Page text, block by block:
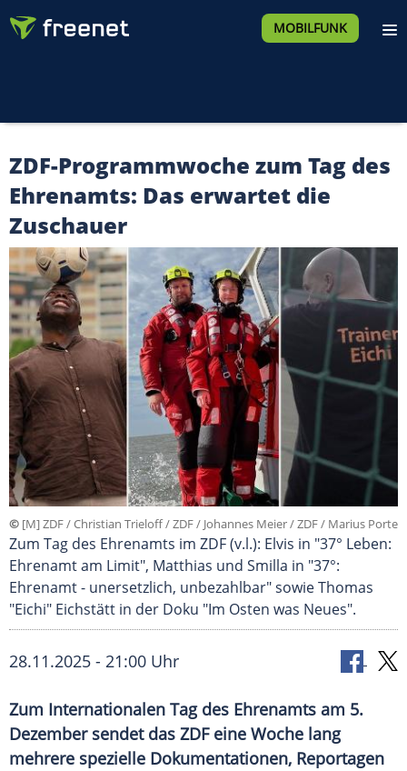
MOBILFUNK
ZDF-Programmwoche zum Tag des
Ehrenamts: Das erwartet die
Zuschauer
© [M] ZDF / Christian Trieloff / ZDF / Johannes Meier / ZDF / Marius Porte
Zum Tag des Ehrenamts im ZDF (v.l.): Elvis in "37° Leben:
Ehrenamt am Limit", Matthias und Smilla in "37°:
Ehrenamt - unersetzlich, unbezahlbar" sowie Thomas
"Eichi" Eichstätt in der Doku "Im Osten was Neues".
28.11.2025 - 21:00 Uhr
Zum Internationalen Tag des Ehrenamts am 5.
Dezember sendet das ZDF eine Woche lang
mehrere spezielle Dokumentationen, Reportagen